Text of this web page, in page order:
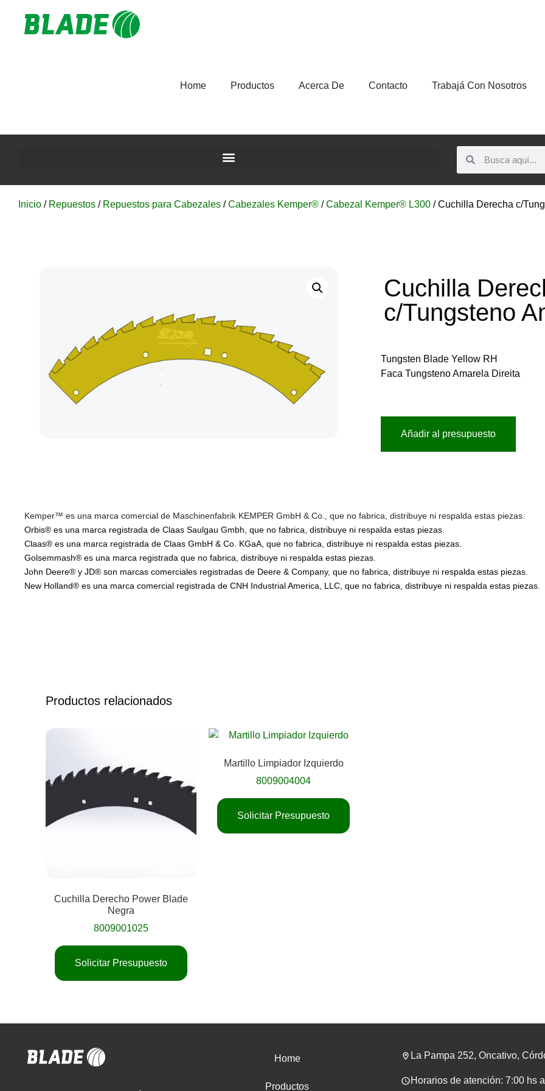
Home Productos Acerca De Contacto Trabajá Con Nosotros
Inicio / Repuestos / Repuestos para Cabezales /Cabezales Kemper® /Cabezal Kemper® L300 / Cuchilla Derecha c/
Cuchilla
c/Tungsteno
Tungsten Blade Yellow RH
Faca Tungsteno Amarela Direita
Añadir al presupuesto
Kemper™ es una marca comercial de Maschinenfabrik KEMPER GmbH & Co., que no fabrica, distribuye ni respalda estas piezas.
Orbis® es una marca registrada de Claas Saulgau Gmbh, que no fabrica, distribuye ni respalda estas piezas.
Claas® es una marca registrada de Claas GmbH & Co. KGaA, que no fabrica, distribuye ni respalda estas piezas.
Golsemmash® es una marca registrada que no fabrica, distribuye ni respalda estas piezas.
John Deere® y JD® son marcas comerciales registradas de Deere & Company, que no fabrica, distribuye ni respalda estas piezas.
New Holland® es una marca comercial registrada de CNH Industrial America, LLC, que no fabrica, distribuye ni respalda estas piezas.
Productos relacionados
Cuchilla Derecho Power Blade
Negra
8009001025
Solicitar Presupuesto
Martillo Limpiador Izquierdo
8009004004
Solicitar Presupuesto
Home
Productos
La Pampa 252, Oncativo,
Horarios de atención: 7:00 hs